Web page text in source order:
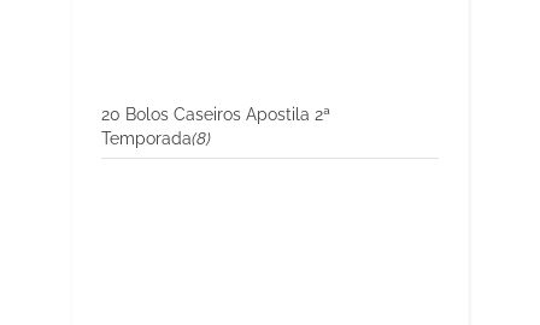
20 Bolos Caseiros Apostila 2ª
Temporada(8)